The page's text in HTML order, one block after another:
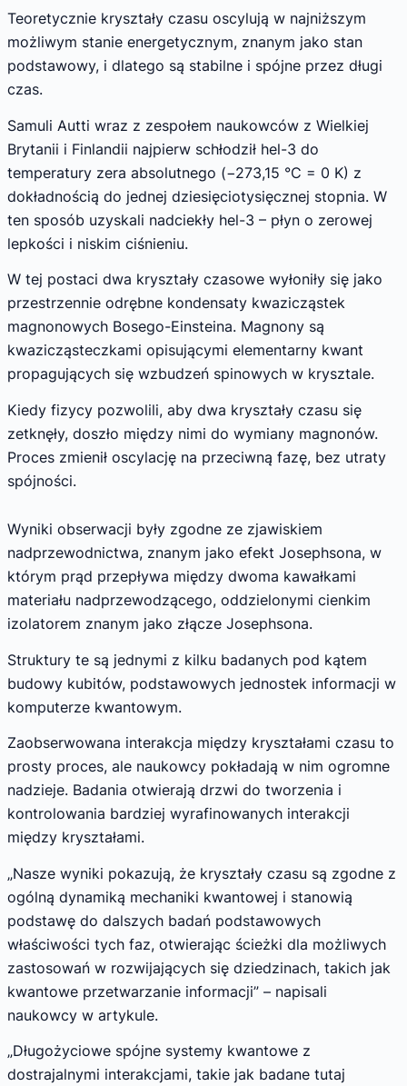
Teoretycznie kryształy czasu oscylują w najniższym
możliwym stanie energetycznym, znanym jako stan
podstawowy, i dlatego są stabilne i spójne przez długi
czas.
Samuli Autti wraz z zespołem naukowców z Wielkiej
Brytanii i Finlandii najpierw schłodził hel-3 do
temperatury zera absolutnego (−273,15 °C = 0 K) z
dokładnością do jednej dziesięciotysięcznej stopnia. W
ten sposób uzyskali nadciekły hel-3 – płyn o zerowej
lepkości i niskim ciśnieniu.
W tej postaci dwa kryształy czasowe wyłoniły się jako
przestrzennie odrębne kondensaty kwazicząstek
magnonowych Bosego-Einsteina. Magnony są
kwazicząsteczkami opisującymi elementarny kwant
propagujących się wzbudzeń spinowych w krysztale.
Kiedy fizycy pozwolili, aby dwa kryształy czasu się
zetknęły, doszło między nimi do wymiany magnonów.
Proces zmienił oscylację na przeciwną fazę, bez utraty
spójności.
Wyniki obserwacji były zgodne ze zjawiskiem
nadprzewodnictwa, znanym jako efekt Josephsona, w
którym prąd przepływa między dwoma kawałkami
materiału nadprzewodzącego, oddzielonymi cienkim
izolatorem znanym jako złącze Josephsona.
Struktury te są jednymi z kilku badanych pod kątem
budowy kubitów, podstawowych jednostek informacji w
komputerze kwantowym.
Zaobserwowana interakcja między kryształami czasu to
prosty proces, ale naukowcy pokładają w nim ogromne
nadzieje. Badania otwierają drzwi do tworzenia i
kontrolowania bardziej wyrafinowanych interakcji
między kryształami.
„Nasze wyniki pokazują, że kryształy czasu są zgodne z
ogólną dynamiką mechaniki kwantowej i stanowią
podstawę do dalszych badań podstawowych
właściwości tych faz, otwierając ścieżki dla możliwych
zastosowań w rozwijających się dziedzinach, takich jak
kwantowe przetwarzanie informacji” – napisali
naukowcy w artykule.
„Długożyciowe spójne systemy kwantowe z
dostrajalnymi interakcjami, takie jak badane tutaj